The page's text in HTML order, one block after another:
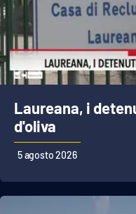
Lacitymag.it
Lacapitalenews.it
Ilreggino.it
Cosenzachannel.it
Ilvibonese.it
Laureana, i
d'oliva
5 agosto 2026